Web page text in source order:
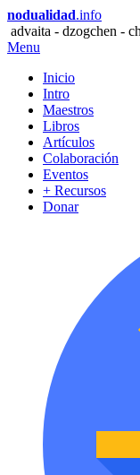
nodualidad.info
advaita - dzogchen -
Menu
Inicio
Intro
Maestros
Libros
Artículos
Colaboración
Eventos
+ Recursos
Donar